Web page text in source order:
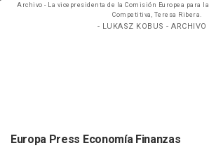
Archivo - La vicepresidenta de la Comisión Europea para
Competitiva, Teresa Ribera.
- LUKASZ KOBUS - ARCHIVO
Europa Press Economía Finanzas